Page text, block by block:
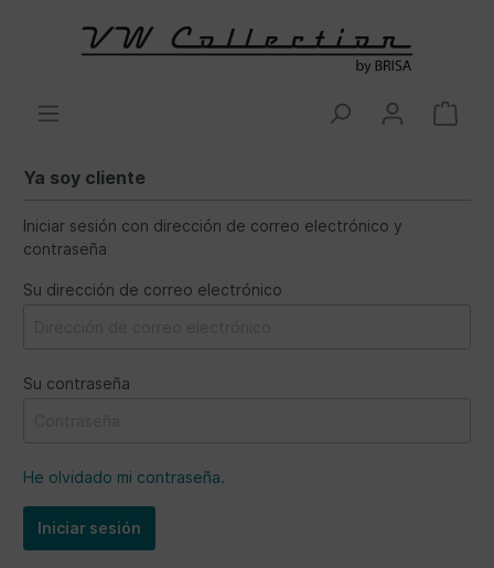
Ya soy cliente
Iniciar sesión con dirección de correo electrónico y
contraseña
Su dirección de correo electrónico
Su contraseña
He olvidado mi contraseña.
Iniciar sesión